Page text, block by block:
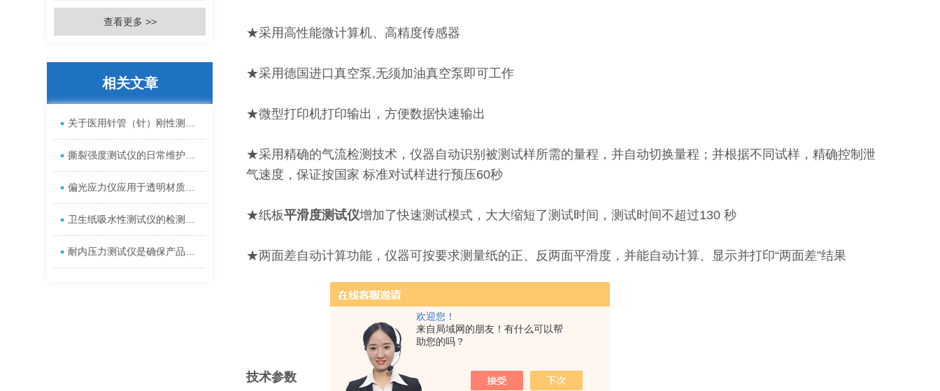
欢迎您！
来自局域网的朋友！有什么可以帮
助您的吗？
★采用高性能微计算机、高精度传感器
★采用德国进口真空泵,无须加油真空泵即可工作
★微型打印机打印输出，方便数据快速输出
★采用精确的气流检测技术，仪器自动识别被测试样所需的量程，并自动切换量程；并根据不同试样，精确控制泄
气速度，保证按国家 标准对试样进行预压60秒
★纸板平滑度测试仪增加了快速测试模式，大大缩短了测试时间，测试时间不超过130 秒
★两面差自动计算功能，仪器可按要求测量纸的正、反两面平滑度，并能自动计算、显示并打印“两面差”结果
技术参数
查看更多 >>
相关文章